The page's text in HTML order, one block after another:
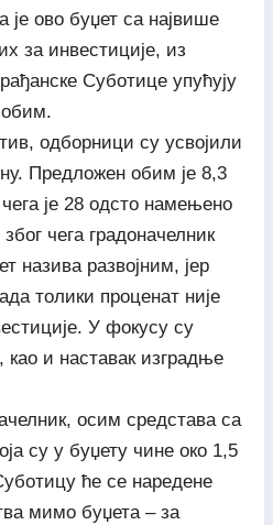
је ово буџет са највише
за инвестиције, из
Суботице упућују
обим.
одборници су усвојили
Предложен обим је 8,3
је 28 одсто намењено
чега градоначелник
назива развојним, јер
толики проценат није
У фокусу су
и наставак изградње
осим средстава са
су у буџету чине око 1,5
ће се наредене
мимо буџета – за